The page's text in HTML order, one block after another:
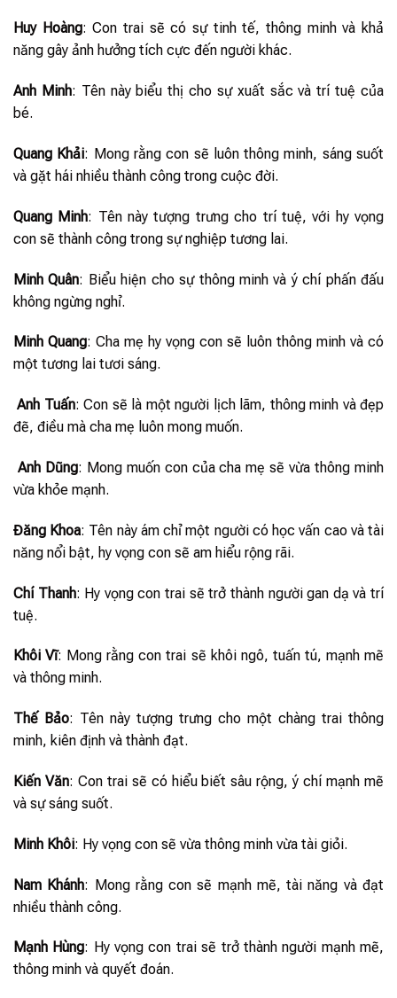
Huy Hoàng: Con trai sẽ có sự tinh tế, thông minh và khả
năng gây ảnh hưởng tích cực đến người khác.
Anh Minh: Tên này biểu thị cho sự xuất sắc và trí tuệ của
bé.
Quang Khải: Mong rằng con sẽ luôn thông minh, sáng suốt
và gặt hái nhiều thành công trong cuộc đời.
Quang Minh: Tên này tượng trưng cho trí tuệ, với hy vọng
con sẽ thành công trong sự nghiệp tương lai.
Minh Quân: Biểu hiện cho sự thông minh và ý chí phấn đấu
không ngừng nghỉ.
Minh Quang: Cha mẹ hy vọng con sẽ luôn thông minh và có
một tương lai tươi sáng.
Anh Tuấn: Con sẽ là một người lịch lãm, thông minh và đẹp
đẽ, điều mà cha mẹ luôn mong muốn.
Anh Dũng: Mong muốn con của cha mẹ sẽ vừa thông minh
vừa khỏe mạnh.
Đăng Khoa: Tên này ám chỉ một người có học vấn cao và tài
năng nổi bật, hy vọng con sẽ am hiểu rộng rãi.
Chí Thanh: Hy vọng con trai sẽ trở thành người gan dạ và trí
tuệ.
Khôi Vĩ: Mong rằng con trai sẽ khôi ngô, tuấn tú, mạnh mẽ
và thông minh.
Thế Bảo: Tên này tượng trưng cho một chàng trai thông
minh, kiên định và thành đạt.
Kiến Văn: Con trai sẽ có hiểu biết sâu rộng, ý chí mạnh mẽ
và sự sáng suốt.
Minh Khôi: Hy vọng con sẽ vừa thông minh vừa tài giỏi.
Nam Khánh: Mong rằng con sẽ mạnh mẽ, tài năng và đạt
nhiều thành công.
Mạnh Hùng: Hy vọng con trai sẽ trở thành người mạnh mẽ,
thông minh và quyết đoán.